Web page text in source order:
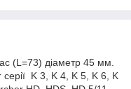
(L=73) діаметр 45 мм.
серії K 3, K 4, K 5, K 6, K